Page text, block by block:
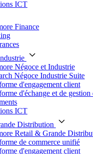
ICT
Finance
Négoce et Industrie
Négoce Industrie Suite
d'engagement client
d'échange et de gestion
ICT
Distribution
Retail & Grande
de commerce unifié
d'engagement client